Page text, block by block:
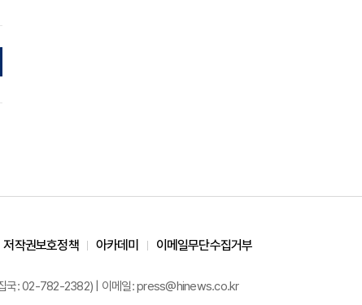
저작권보호정책 아카데미 이메일무단수집거부
국: 02-782-2382) | 이메일: press@hinews.co.kr